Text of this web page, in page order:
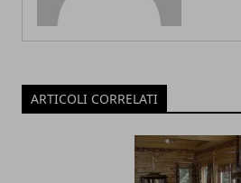
ARTICOLI CORRELATI